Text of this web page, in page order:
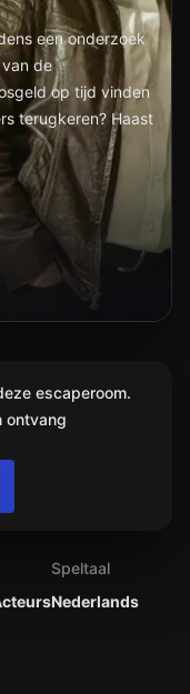
een onderzoek
de
op tijd vinden
terugkeren? Haast
Nederlands
Speltaal
escaperoom.
ontvang